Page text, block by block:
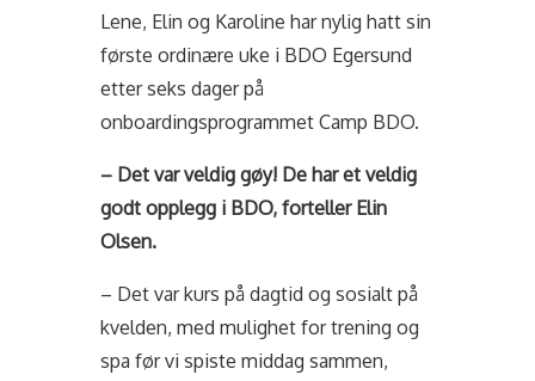
Lene, Elin og Karoline har nylig hatt sin
første ordinære uke i BDO Egersund
etter seks dager på
onboardingsprogrammet Camp BDO.
– Det var veldig gøy! De har et veldig
godt opplegg i BDO, forteller Elin
Olsen.
– Det var kurs på dagtid og sosialt på
kvelden, med mulighet for trening og
spa før vi spiste middag sammen,